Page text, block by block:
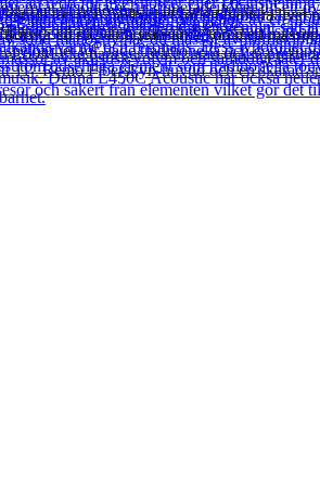
ton och hållbarhet för att hantera livet
en rik varm stansande ton med massor